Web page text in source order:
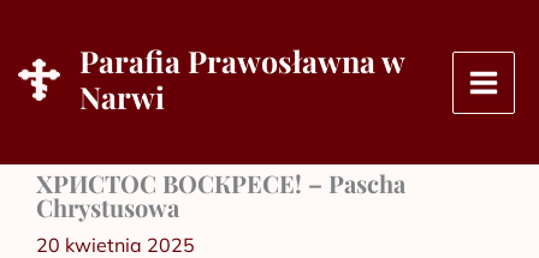
treści
Parafia Prawosławna w
Narwi
ХРИСТОС ВОСКРЕСЕ! – Pascha
Chrystusowa
20 kwietnia 2025